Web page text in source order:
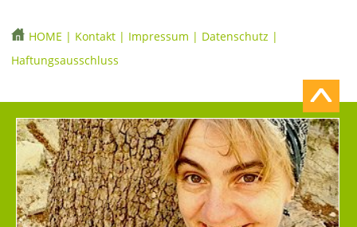
HOME | Kontakt | Impressum | Datenschutz |
Haftungsausschluss